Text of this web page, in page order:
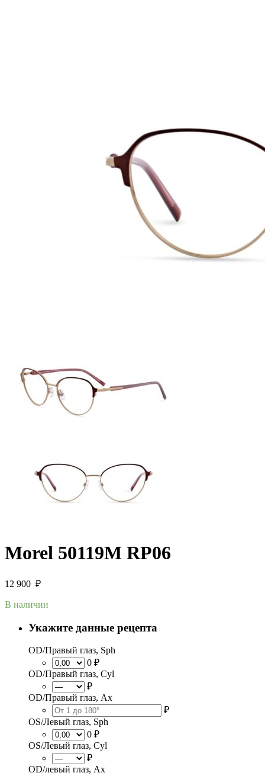
Morel 50119M RP06
12 900 ₽
В наличии
Укажите данные рецепта
OD/Правый глаз, Sph
0 ₽
OD/Правый глаз, Cyl
₽
OD/Правый глаз, Ax
₽
OS/Левый глаз, Sph
0 ₽
OS/Левый глаз, Cyl
₽
OD/левый глаз, Ax